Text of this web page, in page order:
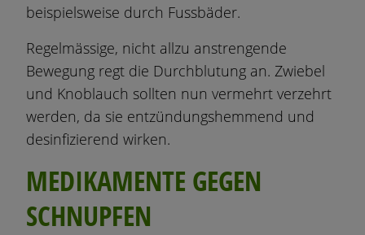
beispielsweise durch Fussbäder.
Regelmässige, nicht allzu anstrengende
Bewegung regt die Durchblutung an. Zwiebel
und Knoblauch sollten nun vermehrt verzehrt
werden, da sie entzündungshemmend und
desinfizierend wirken.
MEDIKAMENTE GEGEN
SCHNUPFEN